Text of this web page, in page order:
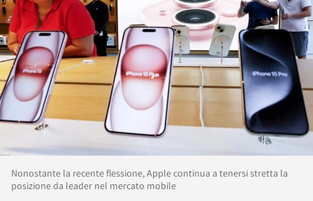
Nonostante la recente flessione, Apple continua a tenersi stretta la
posizione da leader nel mercato mobile